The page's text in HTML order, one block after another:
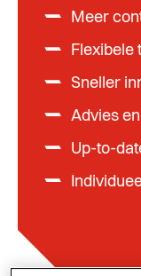
Meer
Flexibele
Sneller
Advies
Up-to-